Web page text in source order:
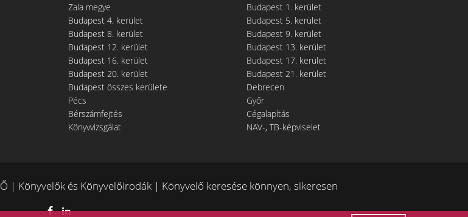
Zala megye
Budapest 1. kerület
Budapest 4. kerület
Budapest 5. kerület
Budapest 8. kerület
Budapest 9. kerület
Budapest 12. kerület
Budapest 13. kerület
Budapest 16. kerület
Budapest 17. kerület
Budapest 20. kerület
Budapest 21. kerület
Budapest összes kerülete
Debrecen
Pécs
Győr
Bérszámfejtés
Cégalapítás
Könyvvizsgálat
NAV-, TB-képviselet
| Könyvelők és Könyvelőirodák | Könyvelő keresése könnyen, sikeresen